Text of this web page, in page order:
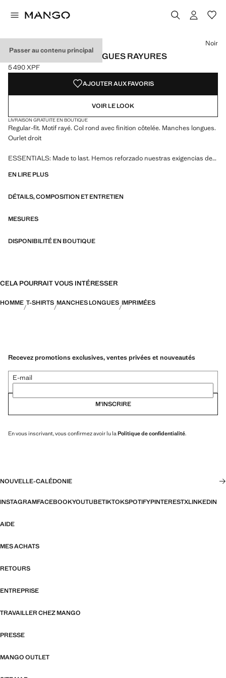
Passer au contenu principal
T-SHIRT MANCHES LONGUES RAYURES
Prix actuel [5 490 XPF ]
5 490 XPF
Choisissez une couleur
Couleur Noir sélectionnée
Couleur Écru
Noir
AJOUTER AUX FAVORIS
VOIR LE LOOK
LIVRAISON GRATUITE EN BOUTIQUE
Regular-fit. Motif rayé. Col rond avec finition côtelée. Manches longues.
Ourlet droit
ESSENTIALS: Made to last. Hemos reforzado nuestras exigencias de
Diseñadas considerando cuidadosamente su confección, son todavía
EN LIRE PLUS
DÉTAILS, COMPOSITION ET ENTRETIEN
MESURES
DISPONIBILITÉ EN BOUTIQUE
CELA POURRAIT VOUS INTÉRESSER
HOMME T-SHIRTS MANCHES LONGUES IMPRIMÉES
Recevez promotions exclusives, ventes privées et nouveautés
E-mail
M’INSCRIRE
En vous inscrivant, vous confirmez avoir lu la Politique de confidentialité.
NOUVELLE-CALÉDONIE
INSTAGRAMFACEBOOKYOUTUBETIKTOKSPOTIFYPINTERESTXLINKEDIN
AIDE
MES ACHATS
RETOURS
ENTREPRISE
TRAVAILLER CHEZ MANGO
PRESSE
MANGO OUTLET